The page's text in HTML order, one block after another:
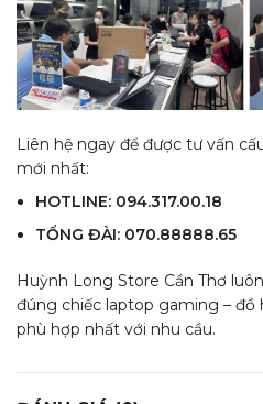
Liên hệ ngay để được tư vấn
mới nhất:
HOTLINE: 094.317.00.18
TỔNG ĐÀI: 070.88888.65
Huỳnh Long Store Cần Thơ
đúng chiếc laptop gaming – đồ
phù hợp nhất với nhu cầu.